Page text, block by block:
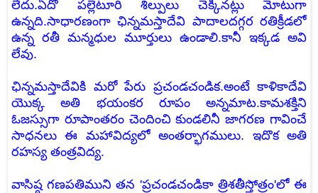
లేదు.ఏదో పల్లెటూరి శిల్పులు చెక్కినట్లు మోటుగా
ఉన్నది.సాధారణంగా ఛిన్నమస్తాదేవి పాదాలదగ్గర రతిక్రీడలో
ఉన్న రతీ మన్మధుల మూర్తులు ఉండాలి.కానీ ఇక్కడ అవి
లేవు.
ఛిన్నమస్తాదేవికి మరో పేరు ప్రచండచండిక.అంటే కాళికాదేవి
యొక్క అతి భయంకర రూపం అన్నమాట.కామశక్తిని
ఓజస్సుగా రూపాంతరం చెందించి కుండలినీ జాగరణ గావించే
సాధనలు ఈ మహావిద్యలో అంతర్భాగములు. ఇదొక అతి
రహస్య తంత్రవిద్య.
వాసిష్ఠ గణపతిముని తన 'ప్రచండచండికా త్రిశతీస్తోత్రం'లో ఈ